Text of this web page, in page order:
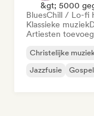
&gt; 5000
BluesChill / Lo-fi
Klassieke muziek
Artiesten
Christelijke
Jazzfusie
Gospel